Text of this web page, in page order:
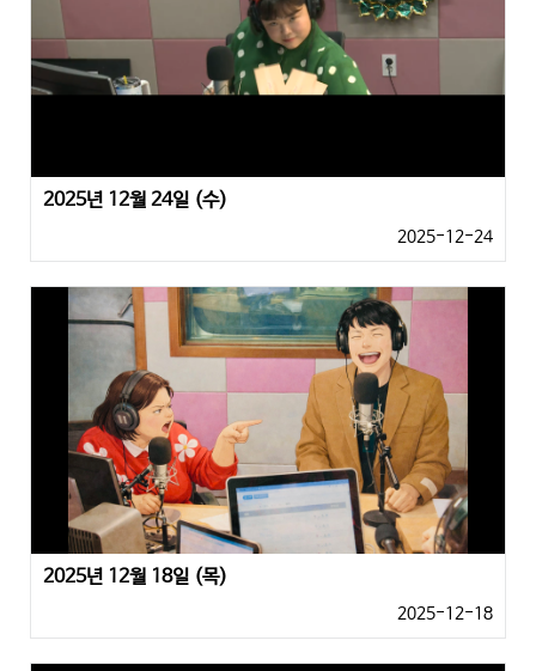
2025년 12월 24일 (수)
2025-12-24
2025년 12월 18일 (목)
2025-12-18